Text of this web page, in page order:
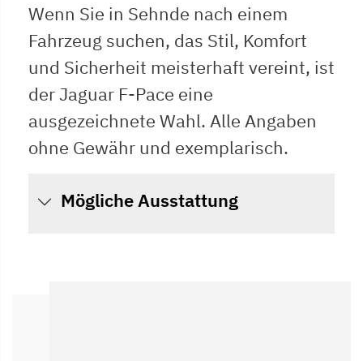
Wenn Sie in Sehnde nach einem
Fahrzeug suchen, das Stil, Komfort
und Sicherheit meisterhaft vereint, ist
der Jaguar F-Pace eine
ausgezeichnete Wahl. Alle Angaben
ohne Gewähr und exemplarisch.
Mögliche Ausstattung